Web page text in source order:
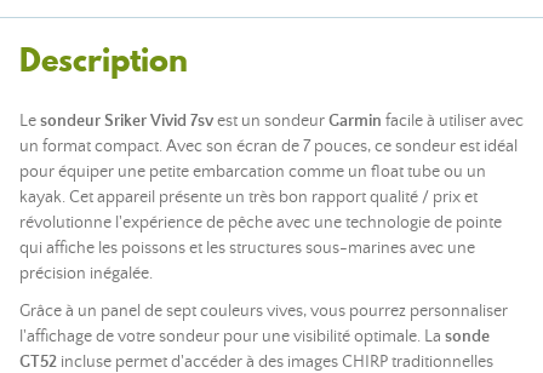
Description
Lesondeur Sriker Vivid 7svest un sondeurGarmin facile à utiliser avec
un format compact. Avec son écran de 7 pouces, ce sondeur est idéal
pour équiper une petite embarcation comme un float tube ou un
kayak. Cet appareil présente un très bon rapport qualité / prix et
révolutionne l'expérience de pêche avec une technologie de pointe
qui affiche les poissons et les structures sous-marines avec une
précision inégalée.
Grâce à un panel de sept couleurs vives, vous pourrez personnaliser
l'affichage de votre sondeur pour une visibilité optimale. La sonde
GT52 incluse permet d'accéder à des images CHIRP traditionnelles